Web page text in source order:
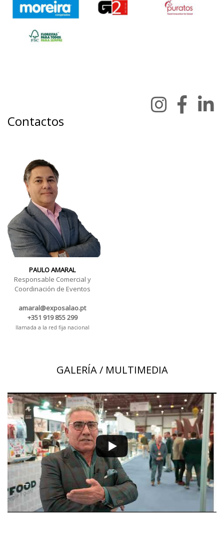
Contactos
PAULO AMARAL
Responsable Comercial y
Coordinación de Eventos
amaral@exposalao.pt
+351 919 855 299
llamada a la red fija nacional
GALERÍA / MULTIMEDIA